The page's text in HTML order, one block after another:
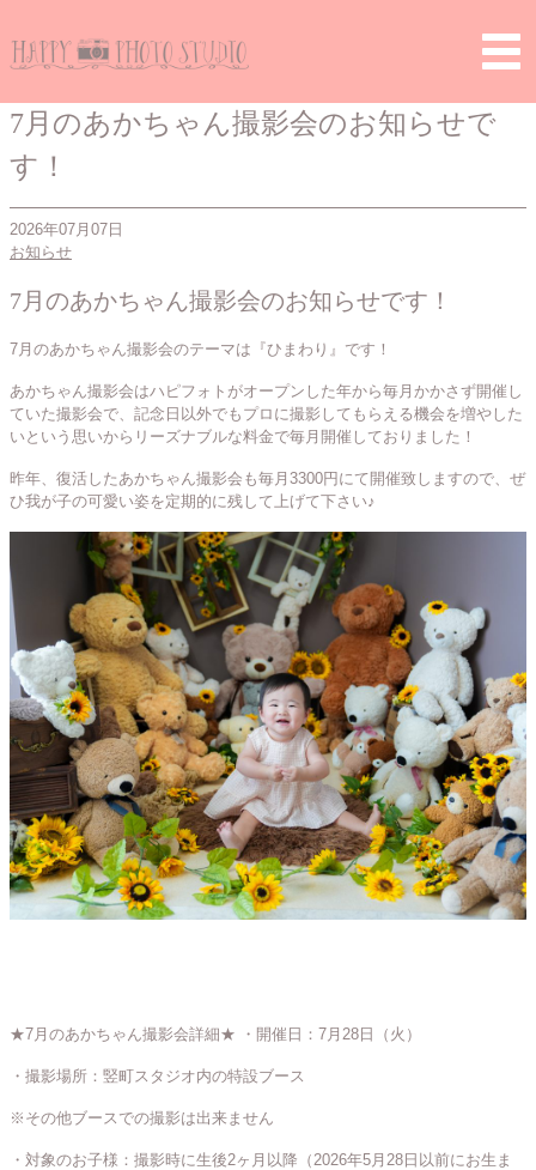
7月のあかちゃん撮影会のお知らせで
す！
2026年07月07日
お知らせ
7月のあかちゃん撮影会のお知らせです！
7月のあかちゃん撮影会のテーマは『ひまわり』です！
あかちゃん撮影会はハピフォトがオープンした年から毎月かかさず開催し
ていた撮影会で、記念日以外でもプロに撮影してもらえる機会を増やした
いという思いからリーズナブルな料金で毎月開催しておりました！
昨年、復活したあかちゃん撮影会も毎月3300円にて開催致しますので、ぜ
ひ我が子の可愛い姿を定期的に残して上げて下さい♪
★7月のあかちゃん撮影会詳細★ ・開催日：7月28日（火）
・撮影場所：竪町スタジオ内の特設ブース
※その他ブースでの撮影は出来ません
・対象のお子様：撮影時に生後2ヶ月以降（2026年5月28日以前にお生ま